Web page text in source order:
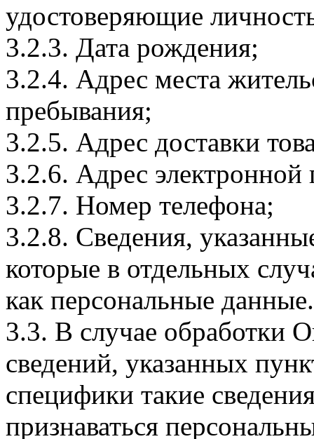
удостоверяющие
3.2.3. Дата рождения;
3.2.4. Адрес места
пребывания;
3.2.5. Адрес доставки
3.2.6. Адрес электронной
3.2.7. Номер телефона;
3.2.8. Сведения,
которые в отдельных
как персональные данные.
3.3. В случае обработки
сведений, указанных
специфики такие
признаваться